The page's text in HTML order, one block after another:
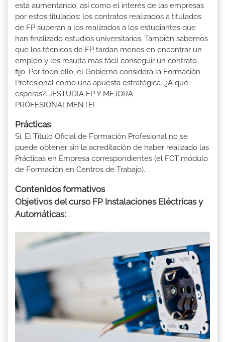
está aumentando, así como el interés de las empresas
por estos titulados: los contratos realizados a titulados
de FP superan a los realizados a los estudiantes que
han finalizado estudios universitarios. También sabemos
que los técnicos de FP tardan menos en encontrar un
empleo y les resulta más fácil conseguir un contrato
fijo. Por todo ello, el Gobierno considera la Formación
Profesional como una apuesta estratégica. ¿A qué
esperas?...¡ESTUDIA FP Y MEJORA
PROFESIONALMENTE!
Prácticas
Sí. El Título Oficial de Formación Profesional no se
puede obtener sin la acreditación de haber realizado las
Prácticas en Empresa correspondientes (el FCT módulo
de Formación en Centros de Trabajo).
Contenidos formativos
Objetivos del curso FP Instalaciones Eléctricas y
Automáticas: